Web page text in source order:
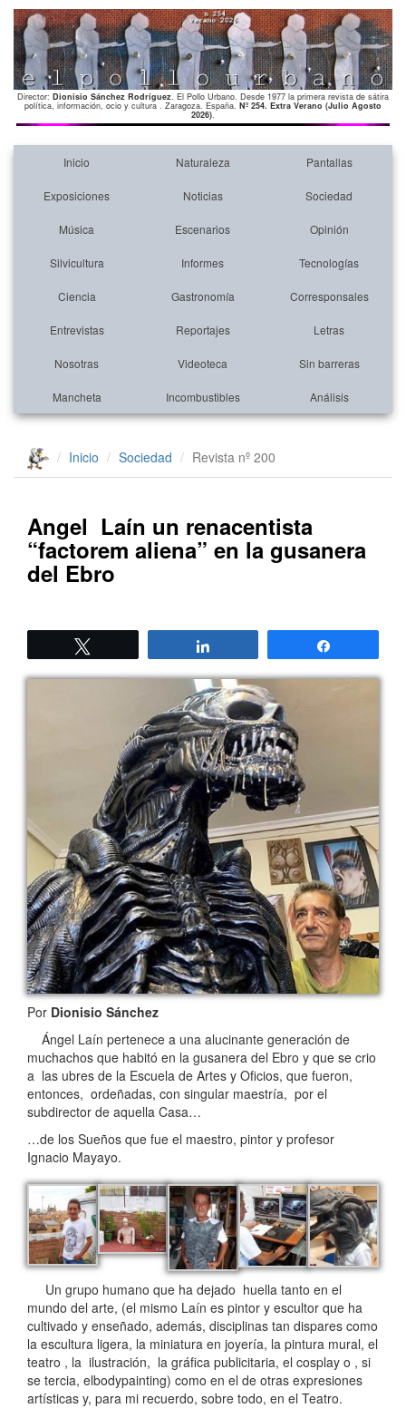
Director: Dionisio Sánchez Rodríguez. El Pollo Urbano. Desde 1977 la primera revista de sátira
política, información, ocio y cultura . Zaragoza. España. Nº 254. Extra Verano (Julio Agosto
2026).
Inicio Naturaleza Pantallas
Exposiciones Noticias Sociedad
Música Escenarios Opinión
Silvicultura Informes Tecnologías
Ciencia Gastronomía Corresponsales
Entrevistas Reportajes Letras
Nosotras Videoteca Sin barreras
Mancheta Incombustibles Análisis
Inicio Sociedad Revista nº 200
Angel Laín un renacentista
“factorem aliena” en la gusanera
del Ebro
Por Dionisio Sánchez
Ángel Laín pertenece a una alucinante generación de
muchachos que habitó en la gusanera del Ebro y que se crio
a las ubres de la Escuela de Artes y Oficios, que fueron,
entonces, ordeñadas, con singular maestría, por el
subdirector de aquella Casa…
…de los Sueños que fue el maestro, pintor y profesor
Ignacio Mayayo.
Un grupo humano que ha dejado huella tanto en el
mundo del arte, (el mismo Laín es pintor y escultor que ha
cultivado y enseñado, además, disciplinas tan dispares como
la escultura ligera, la miniatura en joyería, la pintura mural, el
teatro , la ilustración, la gráfica publicitaria, el cosplay o , si
se tercia, elbodypainting) como en el de otras expresiones
artísticas y, para mi recuerdo, sobre todo, en el Teatro.